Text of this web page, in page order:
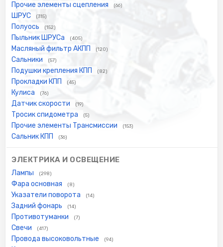
Прочие элементы сцепления (66)
ШРУС (315)
Полуось (152)
Пыльник ШРУСа (405)
Масляный фильтр АКПП (120)
Сальники (57)
Подушки крепления КПП (82)
Прокладки КПП (45)
Кулиса (76)
Датчик скорости (19)
Тросик спидометра (5)
Прочие элементы Трансмиссии (153)
Сальник КПП (36)
ЭЛЕКТРИКА И ОСВЕЩЕНИЕ
Лампы (298)
Фара основная (8)
Указатели поворота (14)
Задний фонарь (14)
Противотуманки (7)
Свечи (417)
Провода высоковольтные (94)